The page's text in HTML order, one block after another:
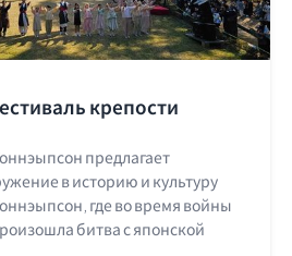
крепости
предлагает
в историю и культуру
где во время войны
битва с японской